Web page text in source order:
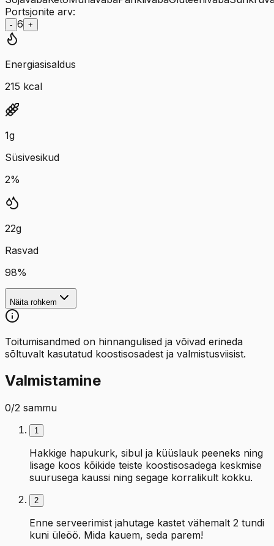
Portsjonite arv:
- 6 +
Energiasisaldus
215 kcal
1g
Süsivesikud
2%
22g
Rasvad
98%
Näita rohkem
Toitumisandmed on hinnangulised ja võivad erineda
sõltuvalt kasutatud koostisosadest ja valmistusviisist.
Valmistamine
0/2 sammu
1
Hakkige hapukurk, sibul ja küüslauk peeneks ning
lisage koos kõikide teiste koostisosadega keskmise
suurusega kaussi ning segage korralikult kokku.
2
Enne serveerimist jahutage kastet vähemalt 2 tundi
kuni üleöö. Mida kauem, seda parem!